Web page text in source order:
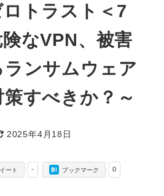
トラスト＜7
なVPN、被害
ンサムウェア
すべきか？～
新日
2025年4月18日
-
ート 0
ブックマーク